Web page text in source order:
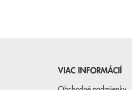
VIAC INFORMÁCIÍ